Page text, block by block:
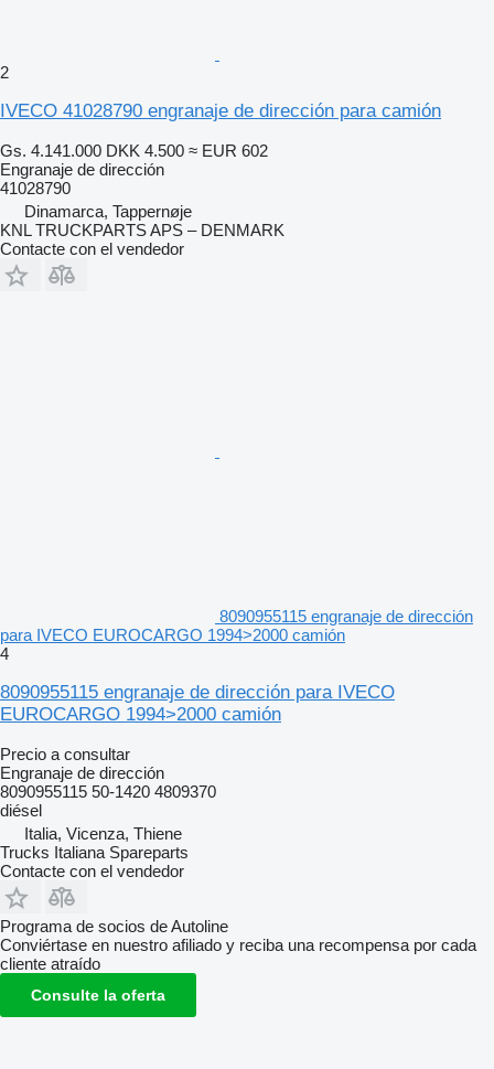
2
IVECO 41028790 engranaje de dirección para camión
Gs. 4.141.000 DKK 4.500 ≈ EUR 602
Engranaje de dirección
41028790
Dinamarca, Tappernøje
KNL TRUCKPARTS APS – DENMARK
Contacte con el vendedor
8090955115 engranaje de dirección
para IVECO EUROCARGO 1994>2000 camión
4
8090955115 engranaje de dirección para IVECO
EUROCARGO 1994>2000 camión
Precio a consultar
Engranaje de dirección
8090955115 50-1420 4809370
diésel
Italia, Vicenza, Thiene
Trucks Italiana Spareparts
Contacte con el vendedor
Programa de socios de Autoline
Conviértase en nuestro afiliado y reciba una recompensa por cada
cliente atraído
Consulte la oferta